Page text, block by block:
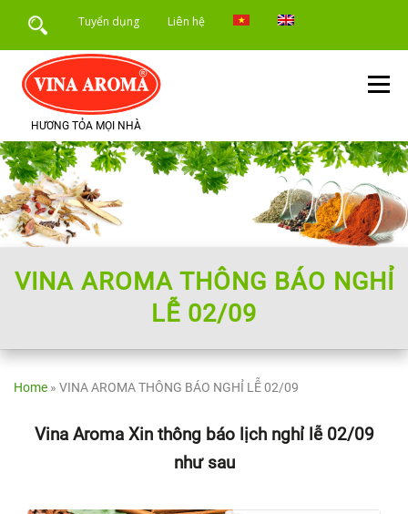
Tuyển dụng Liên hệ
HƯƠNG TỎA MỌI NHÀ
Menu
TRANG CHỦ GIỚI THIỆU SẢN PHẨM
DỊCH VỤ TIN TỨC
VINA AROMA THÔNG BÁO NGHỈ
LỄ 02/09
Home » VINA AROMA THÔNG BÁO NGHỈ LỄ 02/09
Vina Aroma Xin thông báo lịch nghỉ lễ 02/09
như sau